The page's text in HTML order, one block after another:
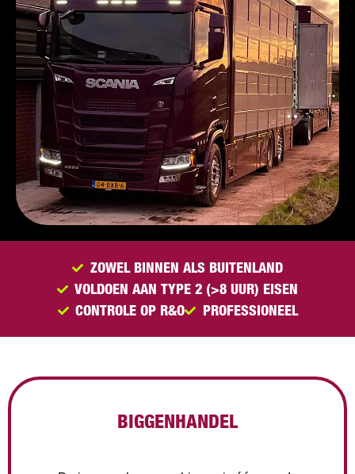
ZOWEL BINNEN ALS BUITENLAND
VOLDOEN AAN TYPE 2 (>8 UUR) EISEN
CONTROLE OP R&O
PROFESSIONEEL
BIGGENHANDEL